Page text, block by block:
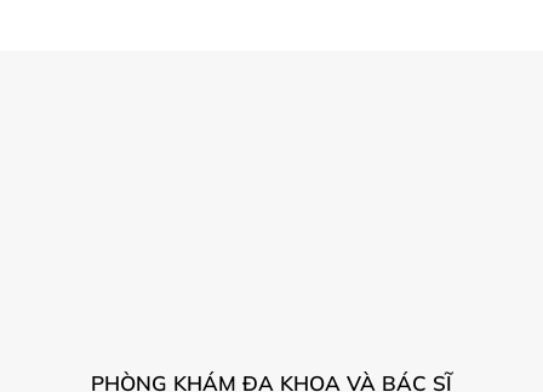
PHÒNG KHÁM ĐA KHOA VÀ BÁC SĨ